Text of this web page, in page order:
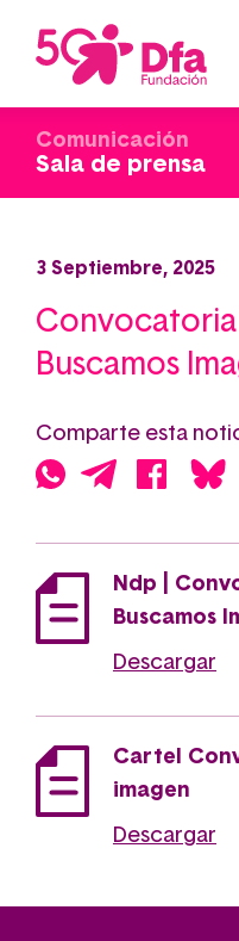
contenido
principal
Comunicación
Sala de prensa
3 Septiembre, 2025
Buscamos
Comparte esta
Ndp |
Buscamos
Descargar
Cartel
imagen
Descargar